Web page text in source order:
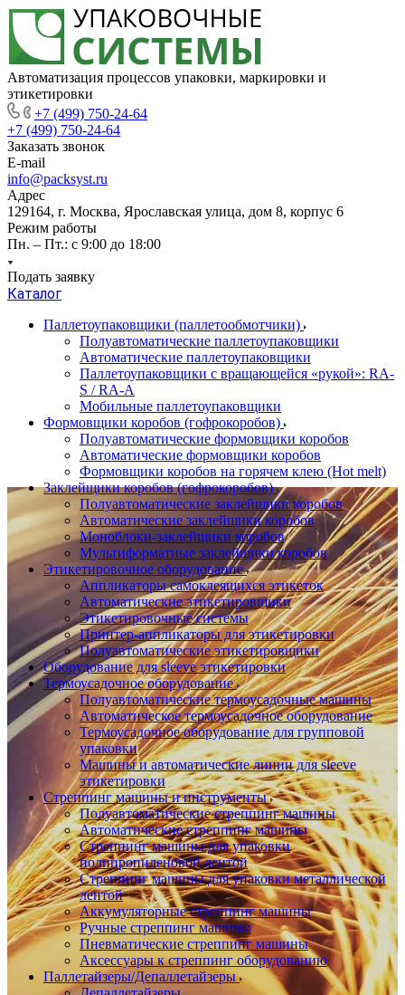
Автоматизация процессов упаковки, маркировки и
этикетировки
+7 (499) 750-24-64
+7 (499) 750-24-64
Заказать звонок
E-mail
info@packsyst.ru
Адрес
129164, г. Москва, Ярославская улица, дом 8, корпус 6
Режим работы
Пн. – Пт.: с 9:00 до 18:00
Подать заявку
Каталог
Паллетоупаковщики (паллетообмотчики)
Полуавтоматические паллетоупаковщики
Автоматические паллетоупаковщики
Паллетоупаковщики с вращающейся «рукой»: RA-
S / RA-A
Мобильные паллетоупаковщики
Формовщики коробов (гофрокоробов)
Полуавтоматические формовщики коробов
Автоматические формовщики коробов
Формовщики коробов на горячем клею (Hot melt)
Заклейщики коробов (гофрокоробов)
Полуавтоматические заклейщики коробов
Автоматические заклейщики коробов
Моноблоки-заклейщики коробов
Мультиформатные заклейщики коробов
Этикетировочное оборудование
Аппликаторы самоклеящихся этикеток
Автоматические этикетировщики
Этикетировочные системы
Принтер-аппликаторы для этикетировки
Полуавтоматические этикетировщики
Оборудование для sleeve этикетировки
Термоусадочное оборудование
Полуавтоматические термоусадочные машины
Автоматическое термоусадочное оборудование
Термоусадочное оборудование для групповой
упаковки
Машины и автоматические линии для sleeve
этикетировки
Стреппинг машины и инструменты
Полуавтоматические стреппинг машины
Автоматические стреппинг машины
Стреппинг машины для упаковки
полипропиленовой лентой
Стреппинг машины для упаковки металлической
лентой
Аккумуляторные стреппинг машины
Ручные стреппинг машины
Пневматические стреппинг машины
Аксессуары к стреппинг оборудованию
Паллетайзеры/Депаллетайзеры